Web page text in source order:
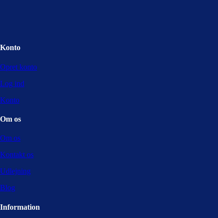
Konto
Opret konto
Log ind
Konto
Om os
Om os
Kontakt os
Udlejning
Blog
Information